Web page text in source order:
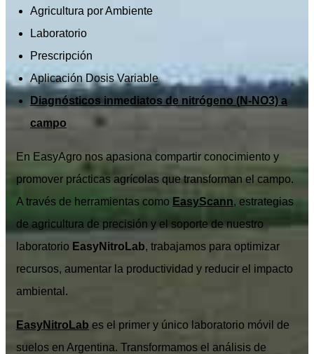
Agricultura por Ambiente
Laboratorio
Prescripción
Aplicación Dosis Variable
Diagnósticos inmediatos de nitrógeno (N-NO3) a
campo
En EasyAgro nos apasiona compartir conocimiento y
promover prácticas agrícolas que transforman el campo.
A través de herramientas como EasyScann, estrategias
de agricultura de precisión y el soporte de nuestro
laboratorio EasyNitroLab, trabajamos para optimizar
recursos, aumentar la productividad y reducir el impacto
ambiental.
EasyNitroLab es el primer y único laboratorio móvil de
suelos en Argentina. Transformamos el análisis de